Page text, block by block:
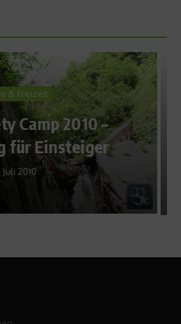
Sports Inside
Schwimmen: Taliso
die Hauptstadt
auf
5. Juni 2019